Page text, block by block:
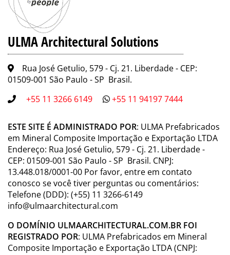
ULMA Architectural Solutions
Rua José Getulio, 579 - Cj. 21. Liberdade - CEP:
01509-001 São Paulo - SP Brasil.
+55 11 3266 6149
+55 11 94197 7444
ESTE SITE É ADMINISTRADO POR: ULMA Prefabricados
em Mineral Composite Importação e Exportação LTDA
Endereço: Rua José Getulio, 579 - Cj. 21. Liberdade -
CEP: 01509-001 São Paulo - SP Brasil. CNPJ:
13.448.018/0001-00 Por favor, entre em contato
conosco se você tiver perguntas ou comentários:
Telefone (DDD): (+55) 11 3266-6149
info@ulmaarchitectural.com
O DOMÍNIO ULMAARCHITECTURAL.COM.BR FOI
REGISTRADO POR: ULMA Prefabricados em Mineral
Composite Importação e Exportação LTDA (CNPJ: